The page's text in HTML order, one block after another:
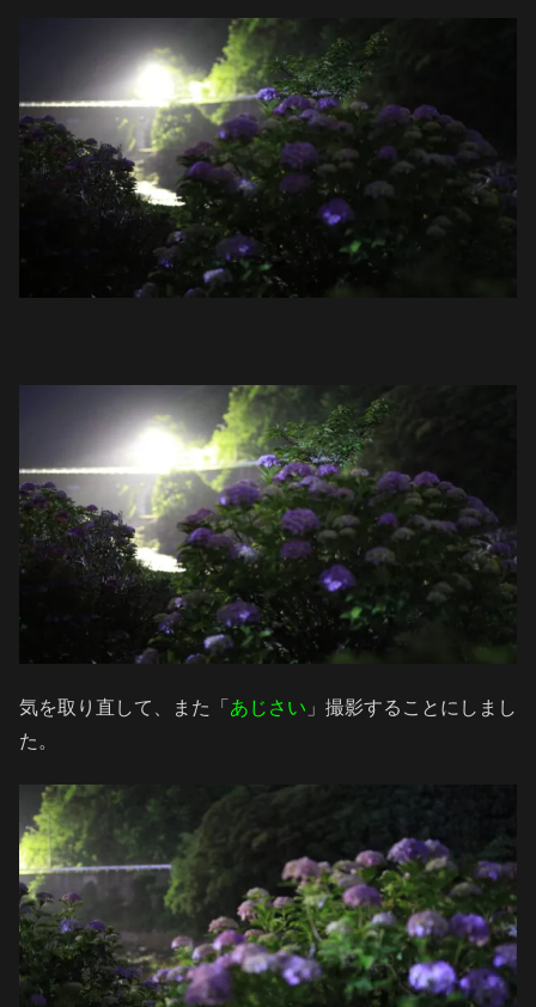
気を取り直して、また「 あじさい 」撮影することにしまし
た。